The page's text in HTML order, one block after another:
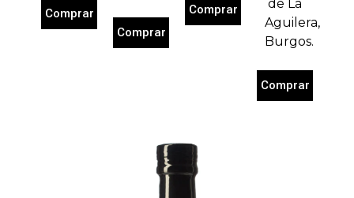
Comprar
Comprar
Comprar
de La
Aguilera,
Burgos.
Comprar